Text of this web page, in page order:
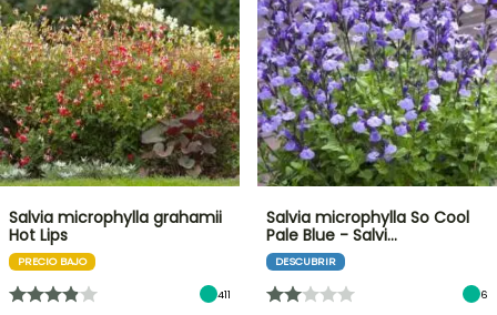
Salvia microphylla grahamii
Hot Lips
PRECIO BAJO
411
Salvia microphylla So Cool
Pale Blue - Salvi…
DESCUBRIR
6